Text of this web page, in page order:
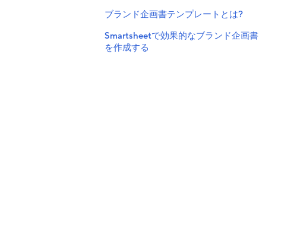
ブランド企画書テンプレートとは?
Smartsheetで効果的なブランド企画書
を作成する